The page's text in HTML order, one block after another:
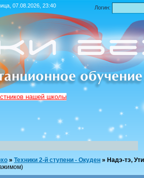
07.08.2026, 23:40 Логин:
нашей школы
» Техники 2-й ступени - Окуден » Надэ-тэ,